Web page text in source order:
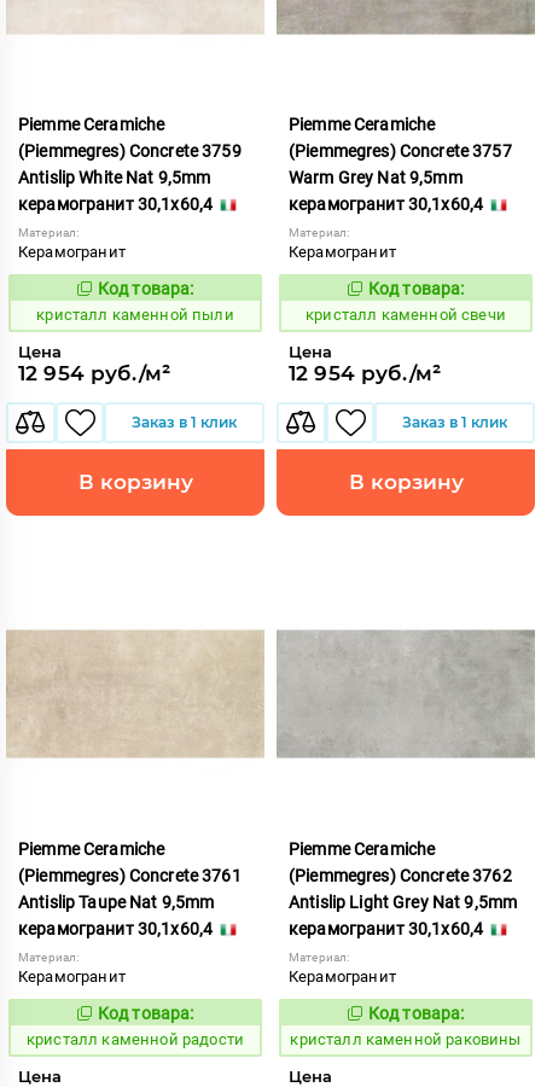
Piemme Ceramiche
(Piemmegres) Concrete 3759
Antislip White Nat 9,5mm
керамогранит 30,1x60,4
Материал:
Керамогранит
817201
Код товара:
кристалл каменной пыли
Цена
12 954 руб./м²
Заказ в 1 клик
В корзину
Piemme Ceramiche
(Piemmegres) Concrete 3757
Warm Grey Nat 9,5mm
керамогранит 30,1x60,4
Материал:
Керамогранит
817209
Код товара:
кристалл каменной свечи
Цена
12 954 руб./м²
Заказ в 1 клик
В корзину
Piemme Ceramiche
(Piemmegres) Concrete 3761
Antislip Taupe Nat 9,5mm
керамогранит 30,1x60,4
Материал:
Керамогранит
817202
Код товара:
кристалл каменной радости
Цена
Piemme Ceramiche
(Piemmegres) Concrete 3762
Antislip Light Grey Nat 9,5mm
керамогранит 30,1x60,4
Материал:
Керамогранит
817203
Код товара:
кристалл каменной раковины
Цена